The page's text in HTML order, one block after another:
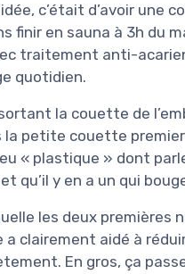
c’était d’avoir
finir en sauna à 3h du
traitement anti-
quotidien.
la couette de
la petite couette
« plastique » dont
qu’il y en a un qui
les deux premières
a clairement aidé à
En gros, ça